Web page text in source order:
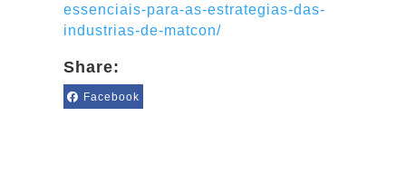
essenciais-para-as-estrategias-das-
industrias-de-matcon/
Share:
Facebook